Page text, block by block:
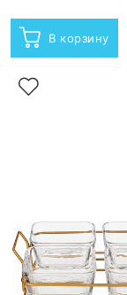
В корзину